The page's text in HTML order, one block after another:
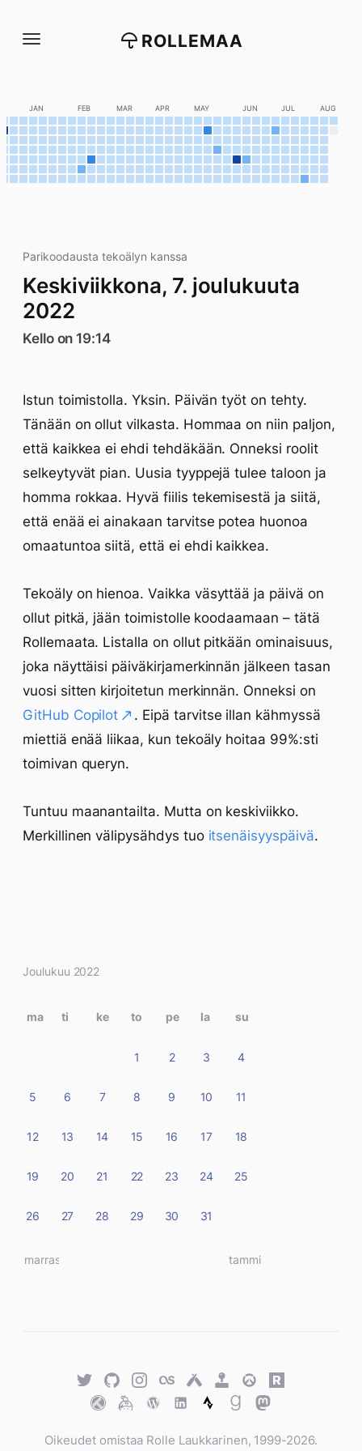
suoraan
ROLLEMAA
JAN FEB MAR APR MAY JUN JUL AUG
Parikoodausta tekoälyn kanssa
Keskiviikkona, 7. joulukuuta
2022
Kello on 19:14
Istun toimistolla. Yksin. Päivän työt on tehty.
Tänään on ollut vilkasta. Hommaa on niin paljon,
että kaikkea ei ehdi tehdäkään. Onneksi roolit
selkeytyvät pian. Uusia tyyppejä tulee taloon ja
homma rokkaa. Hyvä fiilis tekemisestä ja siitä,
että enää ei ainakaan tarvitse potea huonoa
omaatuntoa siitä, että ei ehdi kaikkea.
Tekoäly on hienoa. Vaikka väsyttää ja päivä on
ollut pitkä, jään toimistolle koodaamaan – tätä
Rollemaata. Listalla on ollut pitkään ominaisuus,
joka näyttäisi päiväkirjamerkinnän jälkeen tasan
vuosi sitten kirjoitetun merkinnän. Onneksi on
GitHub Copilot
. Eipä tarvitse illan kähmyssä
miettiä enää liikaa, kun tekoäly hoitaa 99%:sti
toimivan queryn.
Tuntuu maanantailta. Mutta on keskiviikko.
Merkillinen välipysähdys tuo itsenäisyyspäivä.
Kirjoitukset
Joulukuu 2022
ma ti ke to pe la su
1 2 3 4
5 6 7 8 9 10 11
12 13 14 15 16 17 18
19 20 21 22 23 24 25
26 27 28 29 30 31
« marras tammi »
TwitterGitHubTwitterLast.fmUntappd
Retro
Achievements
Overwatch
Rawg.io
TraktKeybaseWordPress
WordPress
StravaGoodreads
Mastodon
Oikeudet omistaa Rolle Laukkarinen, 1999-2026.